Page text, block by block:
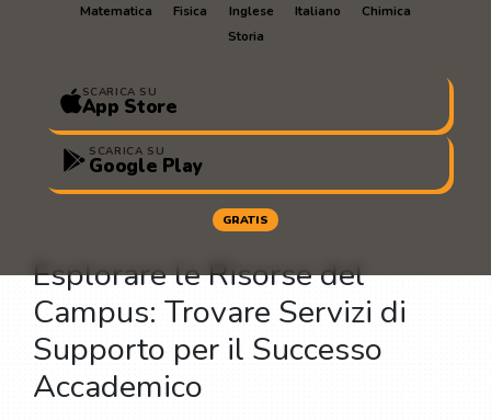
Matematica Fisica Inglese Italiano
Chimica
Storia
SCARICA SU
App Store
SCARICA SU
Google Play
GRATIS
Esplorare le Risorse del
Campus: Trovare Servizi di
Supporto per il Successo
Accademico